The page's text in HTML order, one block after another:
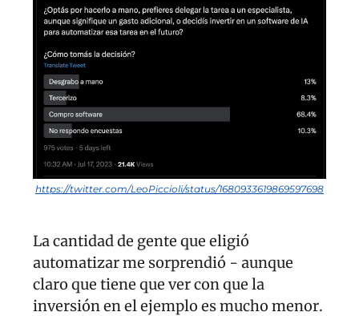
https://twitter.com/LeoPiccioli/status/1680933619869597698
La cantidad de gente que eligió
automatizar me sorprendió - aunque
claro que tiene que ver con que la
inversión en el ejemplo es mucho menor.